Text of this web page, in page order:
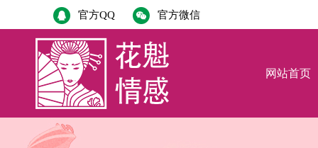
官方QQ 官方微信
网站首页